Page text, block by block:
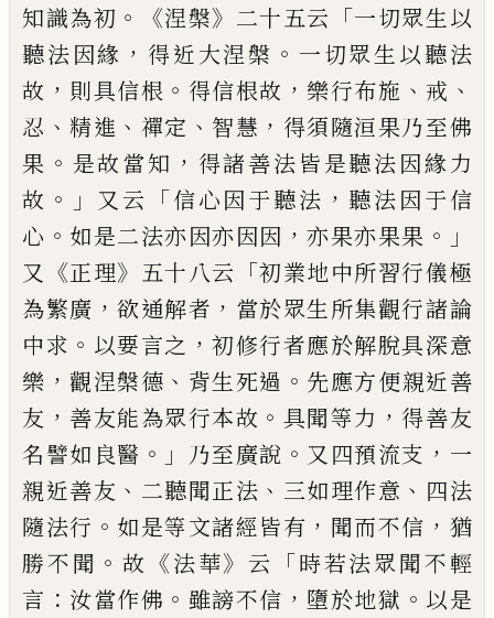
知識為初 。《涅槃》 二十五云 「一切眾生以
聽法因緣 ， 得近大涅槃 。 一切眾生以聽法
故 ， 則具信根 。 得信根故 ， 樂行布施 、 戒 、
忍 、精進 、 禪定 、 智慧 ， 得須隨洹果乃至佛
果 。 是故當知 ， 得諸善法皆是聽法因緣力
故 。」 又云 「信心因于聽法 ， 聽法因于信
心 。 如是二法亦因亦因因 ，亦果亦果果 。」
又 《正理》 五十八云 「初業地中所習行儀極
為繁廣 ，欲通解者 ， 當於眾生所集觀行諸論
中求 。 以要言之 ，初修行者應於解脫具深意
樂 ，觀涅槃德 、 背生死過 。 先應方便親近善
友 ， 善友能為眾行本故 。 具聞等力 ， 得善友
名譬如 良醫 。」 乃至廣說 。 又四預流支 ， 一
親近善友 、 二聽聞正法 、 三如理作意 、 四法
隨法行 。 如是等文諸經皆有 ， 聞而不信 ， 猶
勝不聞 。故 《法華》 云 「時若法眾聞不輕
言 ： 汝當作佛 。 雖謗不信 ， 墮於地獄 。 以是